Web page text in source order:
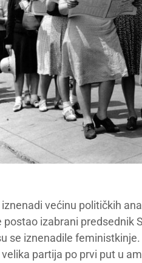
većinu političkih
postao izabrani predsednik
se iznenadile
partija po prvi put u